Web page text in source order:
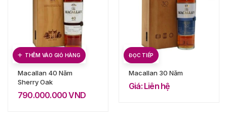
THÊM VÀO GIỎ HÀNG
Macallan 40 Năm
Sherry Oak
790.000.000VND
ĐỌC TIẾP
Macallan 30 Năm
Giá: Liên hệ